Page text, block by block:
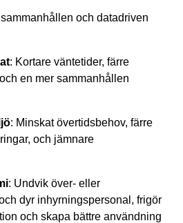
och datadriven
: Kortare väntetider, färre
en mer sammanhållen
: Minskat övertidsbehov, färre
och jämnare
: Undvik över- eller
dyr inhyrningspersonal, frigör
och skapa bättre användning